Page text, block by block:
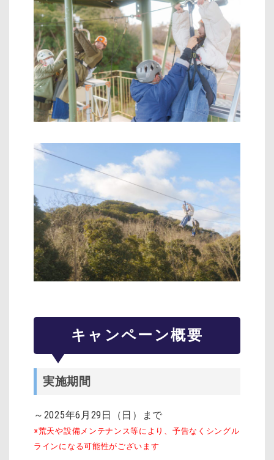
キャンペーン概要
実施期間
～2025年6月29日（日）まで
※荒天や設備メンテナンス等により、予告なくシングル
ラインになる可能性がございます